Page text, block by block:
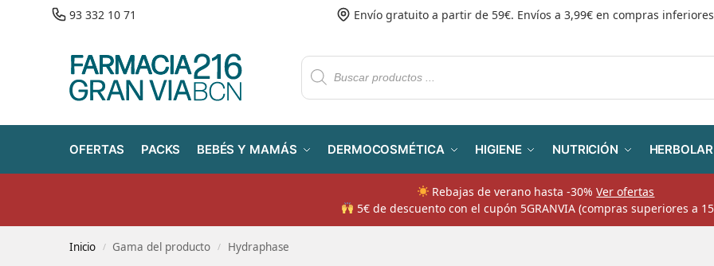
93 332 10 71 Envío gratuito a partir de 59€. Envíos a 3,99€ en compras
OFERTAS PACKS BEBÉS Y MAMÁS DERMOCOSMÉTICA HIGIENE NUTRICIÓN
Rebajas de verano hasta -30%Ver ofertas
5€ de descuento con el cupón 5GRANVIA (compras superiores a
Inicio / Gama del producto / Hydraphase